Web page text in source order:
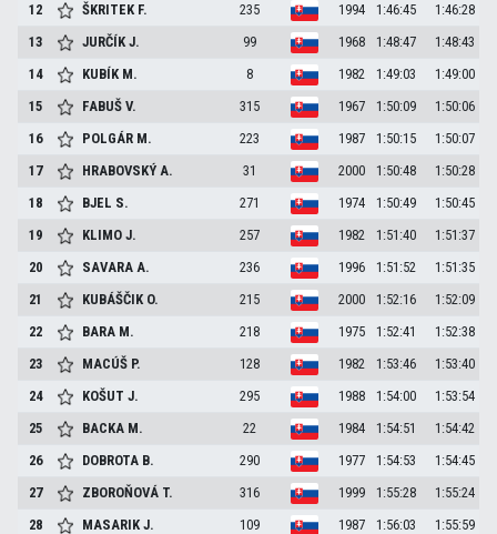
12
ŠKRITEK F. 235 1994 1:46:45
1:46:28
13
JURČÍKJ. 99 1968 1:48:47
1:48:43
14
KUBÍK M. 8 1982 1:49:03
1:49:00
15
FABUŠV. 315 1967 1:50:09
1:50:06
16
POLGÁR M. 223 1987 1:50:15
1:50:07
17
HRABOVSKÝA. 31 2000 1:50:48
1:50:28
18
BJEL S. 271 1974 1:50:49
1:50:45
19
KLIMOJ. 257 1982 1:51:40
1:51:37
20
SAVARAA. 236 1996 1:51:52
1:51:35
21
KUBÁŠČIK O. 215 2000 1:52:16
1:52:09
22
BARA M. 218 1975 1:52:41
1:52:38
23
MACÚŠ P. 128 1982 1:53:46
1:53:40
24
KOŠUTJ. 295 1988 1:54:00
1:53:54
25
BACKA M. 22 1984 1:54:51
1:54:42
26
DOBROTA B. 290 1977 1:54:53
1:54:45
27
ZBOROŇOVÁ T. 316 1999 1:55:28
1:55:24
28
MASARIKJ. 109 1987 1:56:03
1:55:59